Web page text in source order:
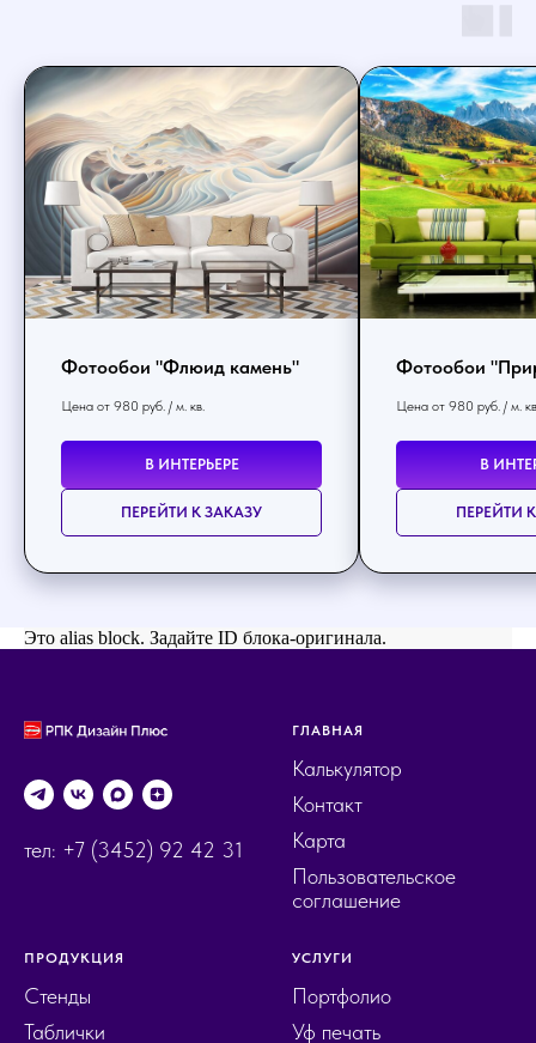
Фотообои "Флюид камень"
Цена от 980 руб. / м. кв.
В ИНТЕРЬЕРЕ
ПЕРЕЙТИ К ЗАКАЗУ
Фотообои
Цена от 980 руб. / м.
В
ПЕРЕЙТИ
Это alias block. Задайте ID блока-оригинала.
тел: +7 (3452) 92 42 31
ГЛАВНАЯ
Калькулятор
Контакт
Карта
Пользовательское
соглашение
ПРОДУКЦИЯ
Стенды
Таблички
УСЛУГИ
Портфолио
Уф печать